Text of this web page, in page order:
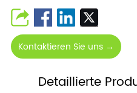
Kontaktieren Sie uns →
Detaillierte